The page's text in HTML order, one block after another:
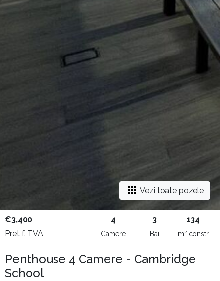
Vezi toate pozele
€3,400
Pret f. TVA
4
Camere
3
Bai
134
m² constr
Penthouse 4 Camere - Cambridge
School